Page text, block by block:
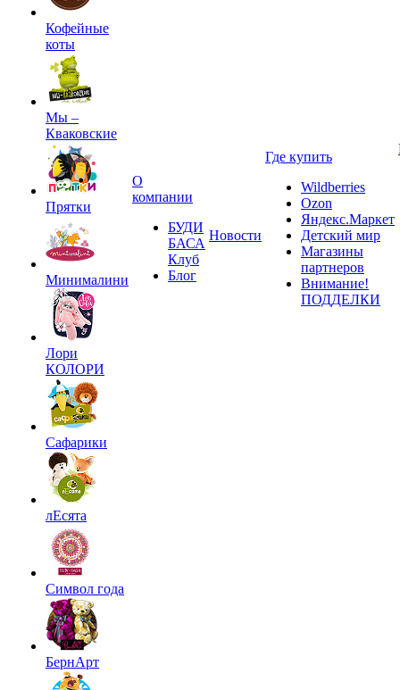
Кофейные
коты
Мы –
Кваковские
Прятки
Минималини
Лори
КОЛОРИ
Сафарики
лЕсята
Символ года
БернАрт
О
компании
БУДИ
БАСА
Клуб
Блог
Новости
Где купить
Wildberries
Ozon
Яндекс.Маркет
Детский мир
Магазины
партнеров
Внимание!
ПОДДЕЛКИ